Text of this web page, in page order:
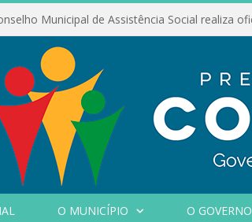
O MUNICÍPIO O GOVERNO